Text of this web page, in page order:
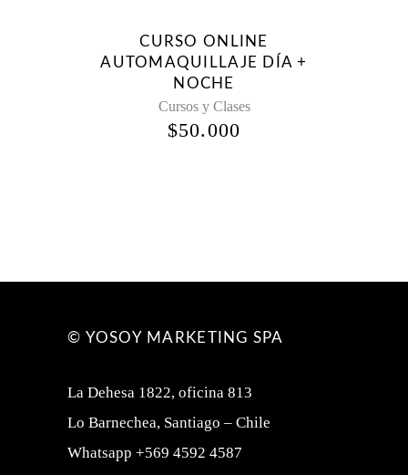
CURSO ONLINE
AUTOMAQUILLAJE DÍA +
NOCHE
Cursos y Clases
$50.000
© YOSOY MARKETING SPA
La Dehesa 1822, oficina 813
Lo Barnechea, Santiago – Chile
Whatsapp +569 4592 4587